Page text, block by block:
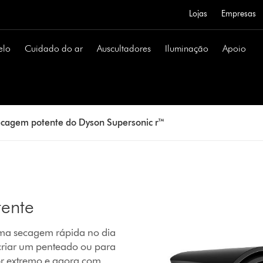
Lojas Empresas
Cuidado do ar Auscultadores Iluminação Apoio
potente do Dyson Supersonic r™
secagem rápida no dia
um penteado ou para